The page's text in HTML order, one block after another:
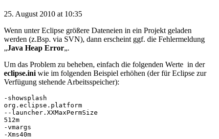
25. August 2010 at 10:35
Wenn unter Eclipse größere Dateneien in ein Projekt geladen
werden (z.Bsp. via SVN), dann erscheint ggf. die Fehlermeldung
„Java Heap Error„.
Um das Problem zu beheben, einfach die folgenden Werte in der
eclipse.ini wie im folgenden Beispiel erhöhen (der für Eclipse zur
Verfügung stehende Arbeitsspeicher):
-showsplash
org.eclipse.platform
--launcher.XXMaxPermSize
512m
-vmargs
-Xms40m